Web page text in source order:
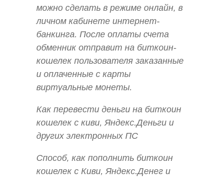
можно сделать в режиме онлайн, в
личном кабинете интернет-
банкинга. После оплаты счета
обменник отправит на биткоин-
кошелек пользователя заказанные
и оплаченные с карты
виртуальные монеты.
Как перевести деньги на биткоин
кошелек с киви, Яндекс.Деньги и
других электронных ПС
Способ, как пополнить биткоин
кошелек с Киви, Яндекс.Денег и